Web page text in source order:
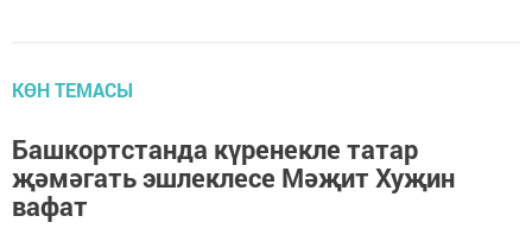
КӨН ТЕМАСЫ
Башкортстанда күренекле татар
җәмәгать эшлеклесе Мәҗит Хуҗин
вафат